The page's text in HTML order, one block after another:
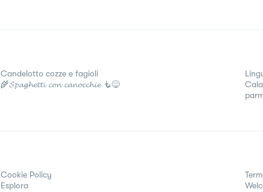
Candelotto cozze e fagioli
🌾𝓢𝓹𝓪𝓰𝓱𝓮𝓽𝓽𝓲 𝓬𝓸𝓷 𝓬𝓪𝓷𝓸𝓬𝓬𝓱𝓲𝓮 🧜😋
Cookie Policy
Esplora